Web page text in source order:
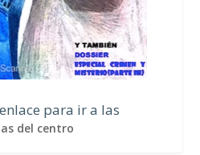
para ir a las
del centro